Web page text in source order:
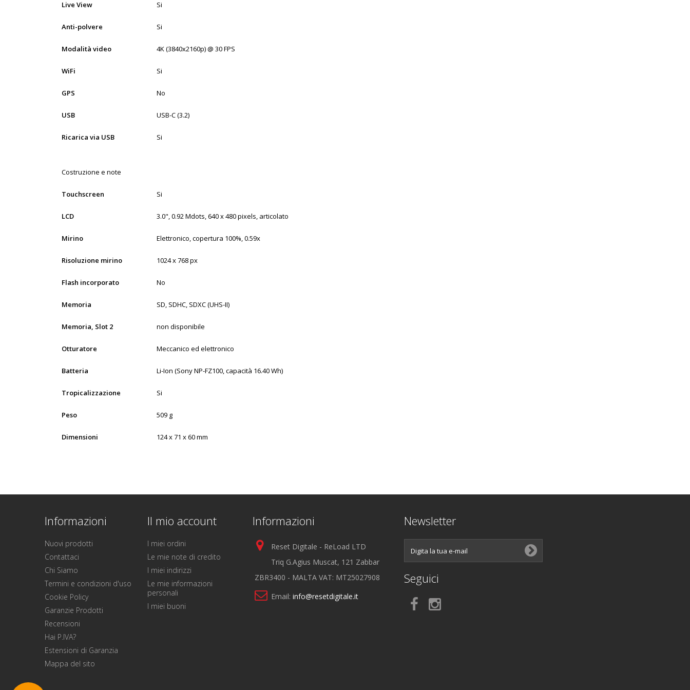
Live View Si
Anti-polvere Si
Modalità video 4K (3840x2160p) @ 30 FPS
WiFi Si
GPS No
USB USB-C (3.2)
Ricarica via USB Si
Costruzione e note
Touchscreen Si
LCD 3.0", 0.92 Mdots, 640 x 480 pixels, articolato
Mirino Elettronico, copertura 100%, 0.59x
Risoluzione mirino 1024 x 768 px
Flash incorporato No
Memoria SD, SDHC, SDXC (UHS-II)
Memoria, Slot 2 non disponibile
Otturatore Meccanico ed elettronico
Batteria Li-Ion (Sony NP-FZ100, capacità 16.40 Wh)
Tropicalizzazione Si
Peso 509 g
Dimensioni 124 x 71 x 60 mm
Informazioni
Nuovi prodotti
Contattaci
Chi Siamo
Termini e condizioni d'uso
Cookie Policy
Garanzie Prodotti
Recensioni
Hai P.IVA?
Estensioni di Garanzia
Mappa del sito
Il mio account
I miei ordini
Le mie note di credito
I miei indirizzi
Le mie informazioni
personali
I miei buoni
Informazioni
Reset Digitale - ReLoad LTD
Triq G.Agius Muscat, 121 Zabbar
ZBR3400 - MALTA VAT: MT25027908
Email: info@resetdigitale.it
Newsletter
Seguici